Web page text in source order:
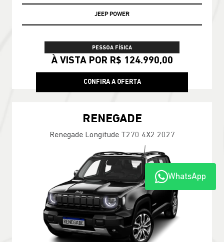
JEEP POWER
PESSOA FÍSICA
À VISTA POR R$ 124.990,00
CONFIRA A OFERTA
RENEGADE
Renegade Longitude T270 4X2 2027
WhatsApp